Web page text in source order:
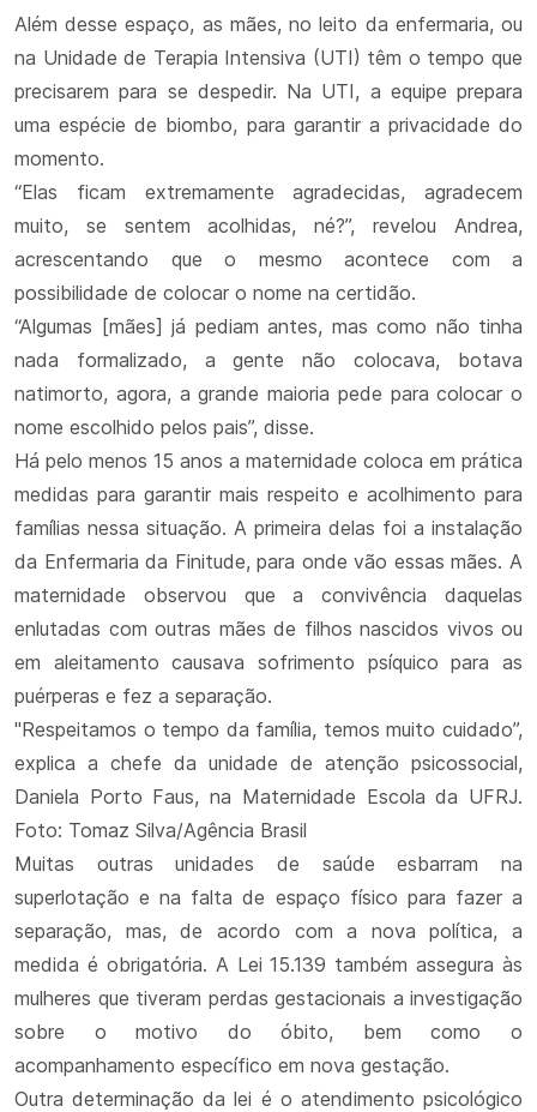
Além desse espaço, as mães, no leito da enfermaria, ou
na Unidade de Terapia Intensiva (UTI) têm o tempo que
precisarem para se despedir. Na UTI, a equipe prepara
uma espécie de biombo, para garantir a privacidade do
momento.
“Elas ficam extremamente agradecidas, agradecem
muito, se sentem acolhidas, né?”, revelou Andrea,
acrescentando que o mesmo acontece com a
possibilidade de colocar o nome na certidão.
“Algumas [mães] já pediam antes, mas como não tinha
nada formalizado, a gente não colocava, botava
natimorto, agora, a grande maioria pede para colocar o
nome escolhido pelos pais”, disse.
Há pelo menos 15 anos a maternidade coloca em prática
medidas para garantir mais respeito e acolhimento para
famílias nessa situação. A primeira delas foi a instalação
da Enfermaria da Finitude, para onde vão essas mães. A
maternidade observou que a convivência daquelas
enlutadas com outras mães de filhos nascidos vivos ou
em aleitamento causava sofrimento psíquico para as
puérperas e fez a separação.
"Respeitamos o tempo da família, temos muito cuidado”,
explica a chefe da unidade de atenção psicossocial,
Daniela Porto Faus, na Maternidade Escola da UFRJ.
Foto: Tomaz Silva/Agência Brasil
Muitas outras unidades de saúde esbarram na
superlotação e na falta de espaço físico para fazer a
separação, mas, de acordo com a nova política, a
medida é obrigatória. A Lei 15.139 também assegura às
mulheres que tiveram perdas gestacionais a investigação
sobre o motivo do óbito, bem como o
acompanhamento específico em nova gestação.
Outra determinação da lei é o atendimento psicológico